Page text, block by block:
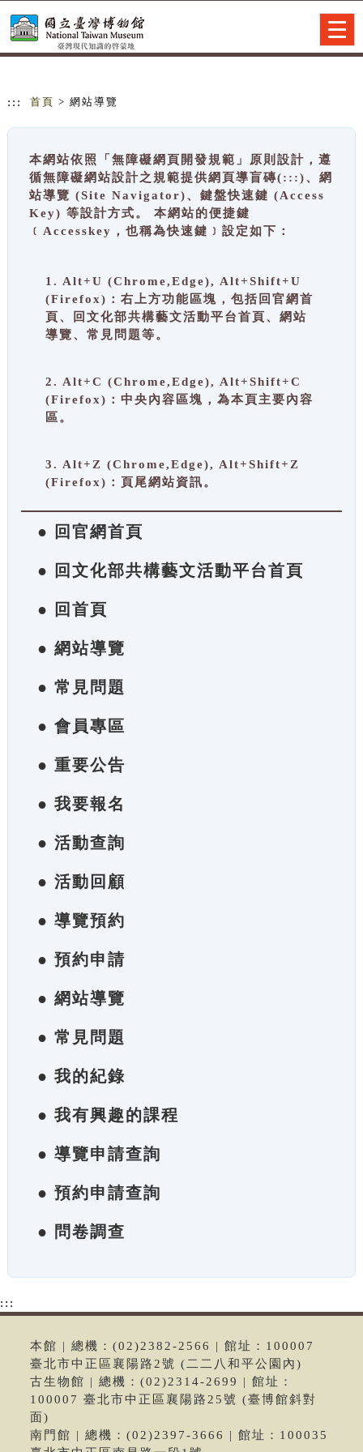
::: 首頁 > 網站導覽
本網站依照「無障礙網頁開發規範」原則設計，遵
循無障礙網站設計之規範提供網頁導盲磚(:::)、網
站導覽 (Site Navigator)、鍵盤快速鍵 (Access
Key) 等設計方式。 本網站的便捷鍵
﹝Accesskey，也稱為快速鍵﹞設定如下：
1. Alt+U (Chrome,Edge), Alt+Shift+U
(Firefox)：右上方功能區塊，包括回官網首
頁、回文化部共構藝文活動平台首頁、網站
導覽、常見問題等。
2. Alt+C (Chrome,Edge), Alt+Shift+C
(Firefox)：中央內容區塊，為本頁主要內容
區。
3. Alt+Z (Chrome,Edge), Alt+Shift+Z
(Firefox)：頁尾網站資訊。
● 回官網首頁
● 回文化部共構藝文活動平台首頁
● 回首頁
● 網站導覽
● 常見問題
● 會員專區
● 重要公告
● 我要報名
● 活動查詢
● 活動回顧
● 導覽預約
● 預約申請
● 網站導覽
● 常見問題
● 我的紀錄
● 我有興趣的課程
● 導覽申請查詢
● 預約申請查詢
● 問卷調查
:::
本館 | 總機：(02)2382-2566 | 館址：100007
臺北市中正區襄陽路2號 (二二八和平公園內)
古生物館 | 總機：(02)2314-2699 | 館址：
100007 臺北市中正區襄陽路25號 (臺博館斜對
面)
南門館 | 總機：(02)2397-3666 | 館址：100035